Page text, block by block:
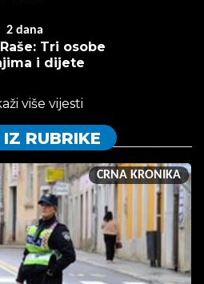
2 dana
Tri osobe
i dijete
više vijesti
IZ RUBRIKE
CRNA KRONIKA